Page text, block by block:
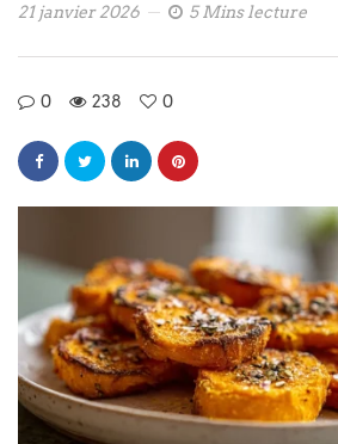
21 janvier 2026 5 Mins lecture
0 238 0